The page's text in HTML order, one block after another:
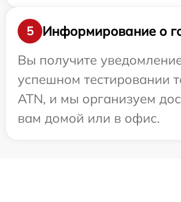
5
Информирование о
Вы получите
успешном тестировании
ATN, и мы организуем
вам домой или в офис.